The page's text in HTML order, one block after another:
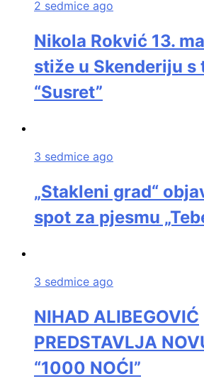
2 sedmice ago
Nikola Rokvić 13.
stiže u Skenderiju s
“Susret”
3 sedmice ago
„Stakleni grad“
spot za pjesmu
3 sedmice ago
NIHAD ALIBEGOVIĆ
PREDSTAVLJA
“1000 NOĆI”